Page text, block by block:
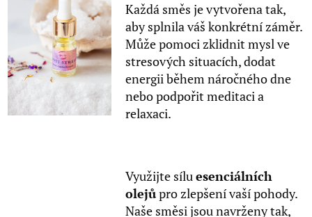
Každá směs je vytvořena tak,
aby splnila váš konkrétní záměr.
Může pomoci zklidnit mysl ve
stresových situacích, dodat
energii během náročného dne
nebo podpořit meditaci a
relaxaci.
Využijte síluesenciálních
olejůpro zlepšení vaší pohody.
Naše směsi jsou navrženy tak,